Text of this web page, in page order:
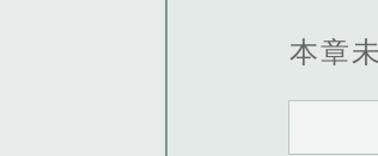
本章